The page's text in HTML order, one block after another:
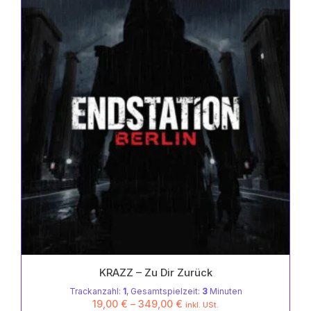
Optionen
können
gewählt
werden
KRAZZ – Zu Dir Zurück
Trackanzahl: 1, Gesamtspielzeit: 3Minuten
19,00 € – 349,00 € inkl. USt.